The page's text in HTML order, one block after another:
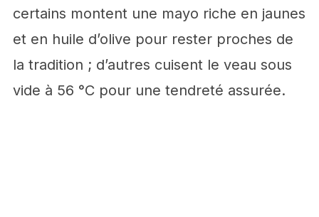
certains montent une mayo riche en jaunes
et en huile d’olive pour rester proches de
la tradition ; d’autres cuisent le veau sous
vide à 56 °C pour une tendreté assurée.